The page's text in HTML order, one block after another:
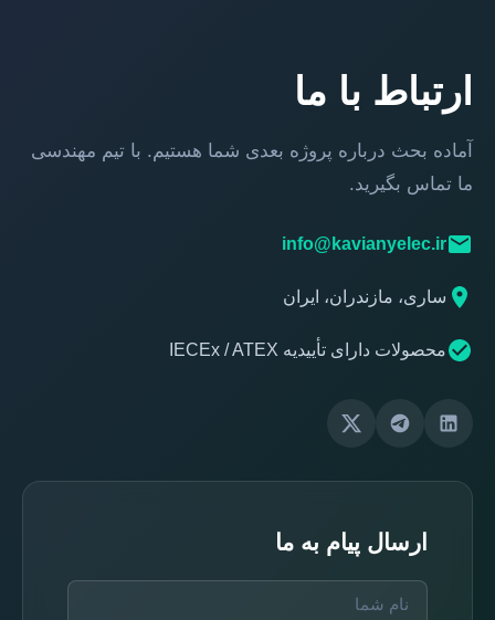
ارتباط با ما
آماده بحث درباره پروژه بعدی شما هستیم. با تیم مهندسی
ما تماس بگیرید.
info@kavianyelec.ir
ساری، مازندران، ایران
محصولات دارای تأییدیه IECEx / ATEX
ارسال پیام به ما